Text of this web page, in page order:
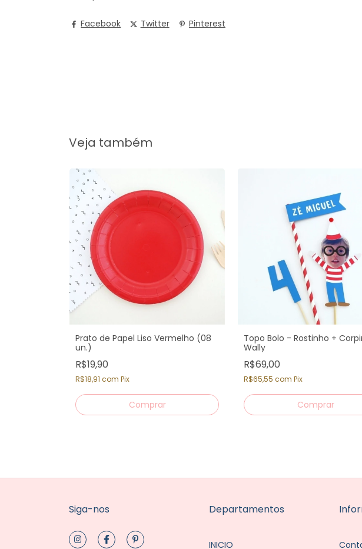
Facebook Twitter Pinterest
Veja também
Prato de Papel Liso Vermelho (08
un.)
R$19,90
R$18,91 com Pix
Topo Bolo - Rostinho +
Wally
R$69,00
R$65,55com Pix
Siga-nos Departamentos
INICIO